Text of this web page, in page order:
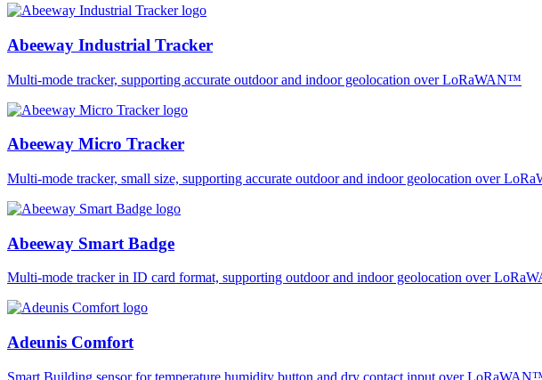
Abeeway Industrial Tracker
Multi-mode tracker, supporting accurate outdoor and indoor geolocation over LoRaWAN™
Abeeway Micro Tracker
Multi-mode tracker, small size, supporting accurate outdoor and indoor geolocation over
Abeeway Smart Badge
Multi-mode tracker in ID card format, supporting outdoor and indoor geolocation over
Adeunis Comfort
Smart Building sensor for temperature humidity button and dry contact input over